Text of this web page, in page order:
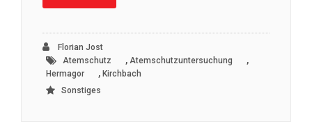
Florian Jost
Atemschutz
, Atemschutzuntersuchung ,
Hermagor , Kirchbach
Sonstiges